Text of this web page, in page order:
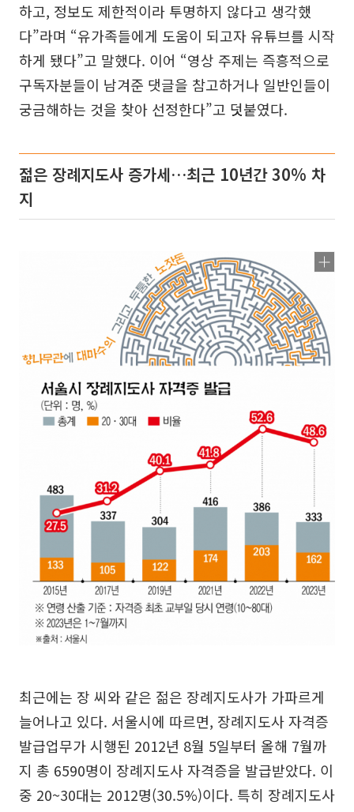
하고, 정보도 제한적이라 투명하지 않다고 생각했
다”라며 “유가족들에게 도움이 되고자 유튜브를 시작
하게 됐다”고 말했다. 이어 “영상 주제는 즉흥적으로
구독자분들이 남겨준 댓글을 참고하거나 일반인들이
궁금해하는 것을 찾아 선정한다”고 덧붙였다.
젊은 장례지도사 증가세…최근 10년간 30% 차
지
최근에는 장 씨와 같은 젊은 장례지도사가 가파르게
늘어나고 있다. 서울시에 따르면, 장례지도사 자격증
발급업무가 시행된 2012년 8월 5일부터 올해 7월까
지 총 6590명이 장례지도사 자격증을 발급받았다. 이
중 20~30대는 2012명(30.5%)이다. 특히 장례지도사